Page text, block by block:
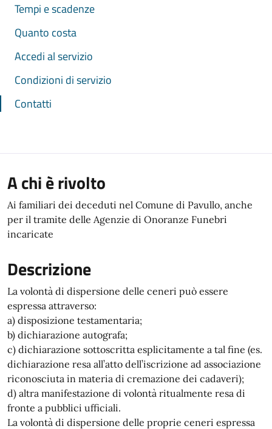
Tempi e scadenze
Quanto costa
Accedi al servizio
Condizioni di servizio
Contatti
A chi è rivolto
Ai familiari dei deceduti nel Comune di Pavullo, anche
per il tramite delle Agenzie di Onoranze Funebri
incaricate
Descrizione
La volontà di dispersione delle ceneri può essere
espressa attraverso:
a) disposizione testamentaria;
b) dichiarazione autografa;
c) dichiarazione sottoscritta esplicitamente a tal fine (es.
dichiarazione resa all’atto dell’iscrizione ad associazione
riconosciuta in materia di cremazione dei cadaveri);
d) altra manifestazione di volontà ritualmente resa di
fronte a pubblici ufficiali.
La volontà di dispersione delle proprie ceneri espressa